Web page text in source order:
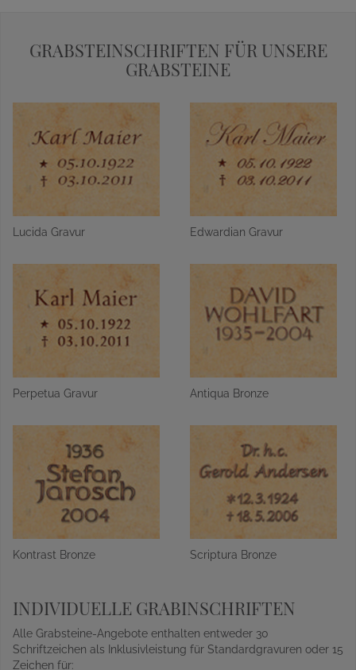
GRABSTEINSCHRIFTEN FÜR UNSERE
GRABSTEINE
Lucida Gravur Edwardian Gravur
Perpetua Gravur Antiqua Bronze
Kontrast Bronze Scriptura Bronze
INDIVIDUELLE GRABINSCHRIFTEN
Alle Grabsteine-Angebote enthalten entweder 30
Schriftzeichen als Inklusivleistung für Standardgravuren oder 15
Zeichen für: